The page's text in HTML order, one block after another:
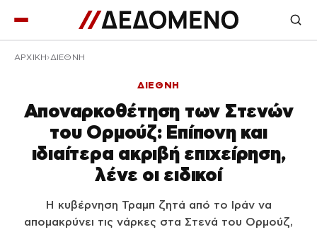
ΑΡΧΙΚΉ ΔΙΕΘΝΗ
ΔΙΕΘΝΗ
Αποναρκοθέτηση των Στενών
του Ορμούζ: Επίπονη και
ιδιαίτερα ακριβή επιχείρηση,
λένε οι ειδικοί
Η κυβέρνηση Τραμπ ζητά από το Ιράν να
απομακρύνει τις νάρκες στα Στενά του Ορμούζ,